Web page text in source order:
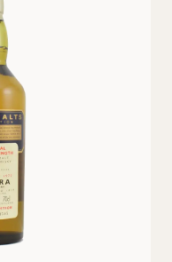
Breite Range an
selten von
wird, bot es
in Fassstärke
sich das
den Oban Hand
Jahre Batch 1